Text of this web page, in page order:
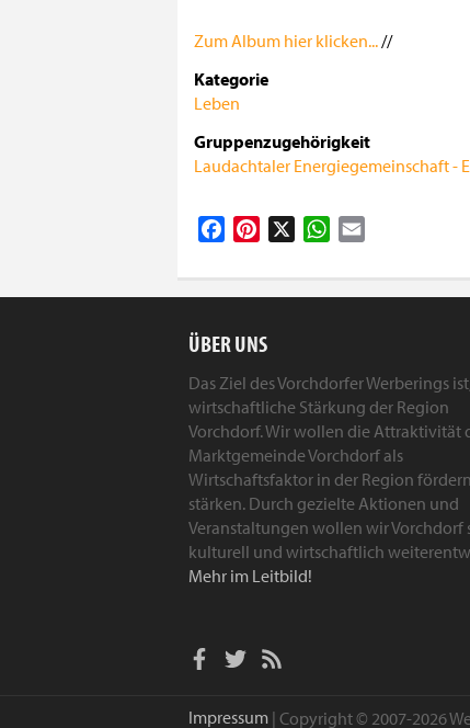
Zum Album hier klicken...//
Kategorie
Leben
Gruppenzugehörigkeit
Laudachtaler Energiegemeinschaft -
FacebookPinterest WhatsApp
ÜBER UNS
Das Ziel des Vorchdorfer Werberings
wirtschaftliche Stärkung der Region
Vorchdorf. Wir wollen die Attraktivität
Marktgemeinde Vorchdorf als
Wirtschaftsfaktor in der Region
stärken. Durch gezielte Aktionen und
Veranstaltungen wollen wir Vorchdorf
kulturell und wirtschaftlich
Mehr im Leitbild!
Impressum | Copyright © 2007-2026